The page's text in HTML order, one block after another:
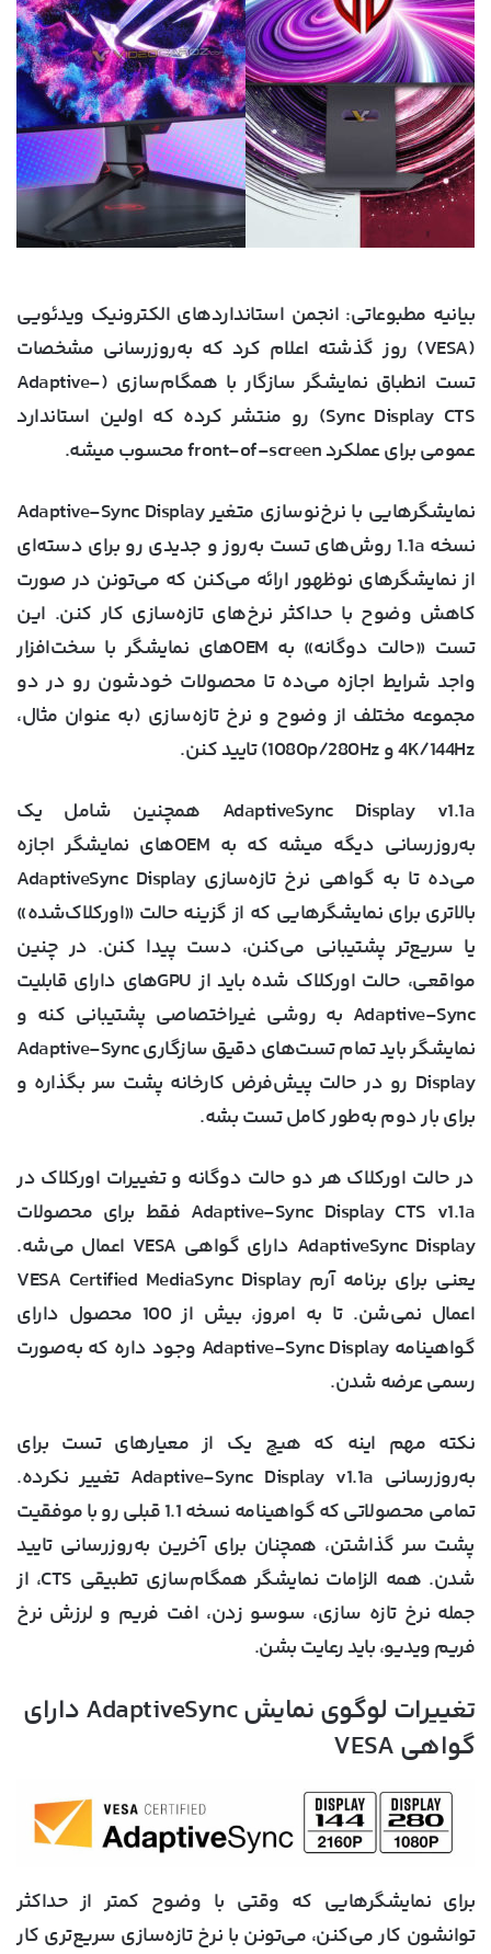
بیانیه مطبوعاتی: انجمن استانداردهای الکترونیک ویدئویی
(VESA) روز گذشته اعلام کرد که به‌روزرسانی مشخصات
تست انطباق نمایشگر سازگار با همگام‌سازی (Adaptive-
Sync Display CTS) رو منتشر کرده که اولین استاندارد
عمومی برای عملکرد front-of-screen محسوب میشه.
نمایشگرهایی با نرخ‌نوسازی متغیر Adaptive-Sync Display
نسخه 1.1a روش‌های تست به‌روز و جدیدی رو برای دسته‌ای
از نمایشگرهای نوظهور ارائه می‌کنن که می‌تونن در صورت
کاهش وضوح با حداکثر نرخ‌های تازه‌سازی کار کنن. این
تست «حالت دوگانه» به OEMهای نمایشگر با سخت‌افزار
واجد شرایط اجازه می‌ده تا محصولات خودشون رو در دو
مجموعه مختلف از وضوح و نرخ تازه‌سازی (به عنوان مثال،
4K/144Hz و 1080p/280Hz) تایید کنن.
AdaptiveSync Display v1.1a همچنین شامل یک
به‌روزرسانی دیگه میشه که به OEMهای نمایشگر اجازه
می‌ده تا به گواهی نرخ تازه‌سازی AdaptiveSync Display
بالاتری برای نمایشگرهایی که از گزینه حالت «اورکلاک‌شده»
یا سریع‌تر پشتیبانی می‌کنن، دست پیدا کنن. در چنین
مواقعی، حالت اورکلاک شده باید از GPUهای دارای قابلیت
Adaptive-Sync به روشی غیراختصاصی پشتیبانی کنه و
نمایشگر باید تمام تست‌های دقیق سازگاری Adaptive-Sync
Display رو در حالت پیش‌فرض کارخانه پشت سر بگذاره و
برای بار دوم به‌طور کامل تست بشه.
در حالت اورکلاک هر دو حالت دوگانه و تغییرات اورکلاک در
Adaptive-Sync Display CTS v1.1a فقط برای محصولات
AdaptiveSync Display دارای گواهی VESA اعمال می‌شه.
یعنی برای برنامه آرم VESA Certified MediaSync Display
اعمال نمی‌شن. تا به امروز، بیش از 100 محصول دارای
گواهینامه Adaptive-Sync Display وجود داره که به‌صورت
رسمی عرضه شدن.
نکته مهم اینه که هیچ یک از معیارهای تست برای
به‌روزرسانی Adaptive-Sync Display v1.1a تغییر نکرده.
تمامی محصولاتی که گواهینامه نسخه 1.1 قبلی رو با موفقیت
پشت سر گذاشتن، همچنان برای آخرین به‌روزرسانی تایید
شدن. همه الزامات نمایشگر همگام‌سازی تطبیقی CTS، از
جمله نرخ تازه سازی، سوسو زدن، افت فریم و لرزش نرخ
فریم ویدیو، باید رعایت بشن.
تغییرات لوگوی نمایش AdaptiveSync دارای
گواهی VESA
برای نمایشگرهایی که وقتی با وضوح کمتر از حداکثر
توانشون کار می‌کنن، می‌تونن با نرخ تازه‌سازی سریع‌تری کار